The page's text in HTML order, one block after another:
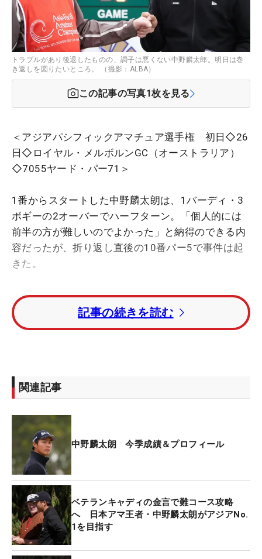
トラブルがあり後退したものの、調子は悪くない中野麟太郎。明日は巻
き返しを図りたいところ。 （撮影：ALBA）
この記事の写真1枚を見る
＜アジアパシフィックアマチュア選手権 初日◇26
日◇ロイヤル・メルボルンGC（オーストラリア）
◇7055ヤード・パー71＞
1番からスタートした中野麟太朗は、1バーディ・3
ボギーの2オーバーでハーフターン。「個人的には
前半の方が難しいのでよかった」と納得のできる内
容だったが、折り返し直後の10番パー5で事件は起
きた。
ティショットをフェアウェイ左サイドに置くと、
「グリーンが見えていたので、自信を持って狙いま
した」とアゲンストの風が吹くなか、残り230ヤー
慮し抑えるショットで240ヤード飛ばすのが狙い。
しかしケンカさせるはずのショットは、風に勝ちグ
へ。想像以上に距離が出て、痛恨のロストになって
しまった。
すぐさまセカンドショットを打った地点に戻り、2
番アイアンで打ち直すも、今度は左に引っかけてま
たもやブッシュのなかへ。「ボールが無くなったの
で急きょ借りて」打った2番アイアンでの2度目の打
ち直しも、最初と同じ方向、同じくらいの距離が出
てまたまたロストと負の連鎖が止まらない。「パニ
記事の続きを読む
関連記事
中野麟太朗 今季成績＆プロフィール
ベテランキャディの金言で難コース攻略
へ 日本アマ王者・中野麟太朗がアジアNo.
1を目指す